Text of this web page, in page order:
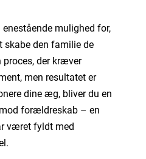
mulighed for,
den familie de
proces, der kræver
men resultatet er
dine æg, bliver du en
forældreskab – en
været fyldt med